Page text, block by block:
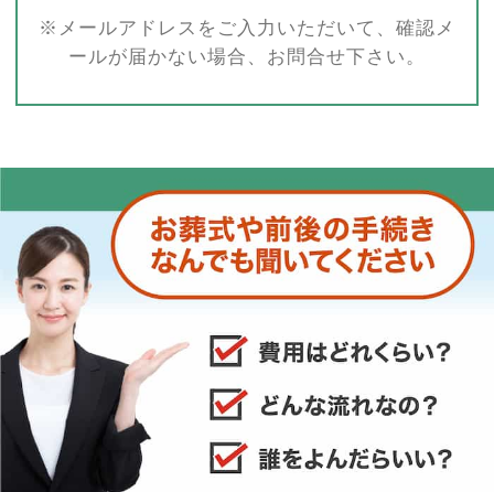
※メールアドレスをご入力いただいて、確認メ
ールが届かない場合、お問合せ下さい。